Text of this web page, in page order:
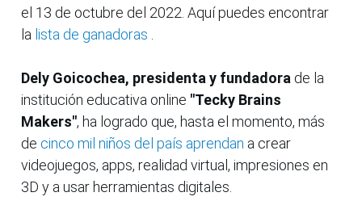
el 13 de octubre del 2022. Aquí puedes encontrar
la lista de ganadoras
Dely Goicochea, presidenta y fundadora de la
institución educativa online "Tecky Brains
Makers", ha logrado que, hasta el momento, más
de cinco mil niños del país aprendan a crear
videojuegos, apps, realidad virtual, impresiones en
3D y a usar herramientas digitales.